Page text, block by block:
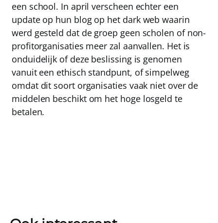
een school. In april verscheen echter een
update op hun blog op het dark web waarin
werd gesteld dat de groep geen scholen of non-
profitorganisaties meer zal aanvallen. Het is
onduidelijk of deze beslissing is genomen
vanuit een ethisch standpunt, of simpelweg
omdat dit soort organisaties vaak niet over de
middelen beschikt om het hoge losgeld te
betalen.